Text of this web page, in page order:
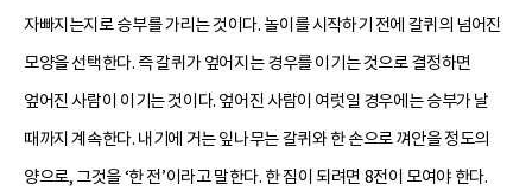
자빠지는지로 승부를 가리는 것이다. 놀이를 시작하기 전에 갈퀴의 넘어진
모양을 선택한다. 즉 갈퀴가 엎어지는 경우를 이기는 것으로 결정하면
엎어진 사람이 이기는 것이다. 엎어진 사람이 여럿일 경우에는 승부가 날
때까지 계속한다. 내기에 거는 잎나무는 갈퀴와 한 손으로 껴안을 정도의
양으로, 그것을 ‘한 전’이라고 말한다. 한 짐이 되려면 8전이 모여야 한다.